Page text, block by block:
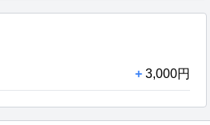
+ 3,000円